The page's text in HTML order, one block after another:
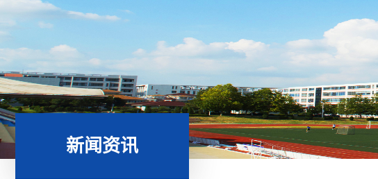
新闻资讯